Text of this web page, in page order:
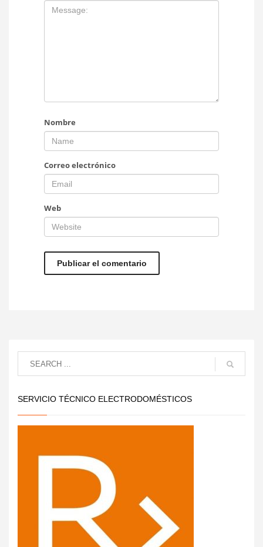
Nombre
Correo electrónico
Web
SERVICIO TÉCNICO ELECTRODOMÉSTICOS